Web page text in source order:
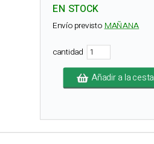
EN STOCK
Envío previstoMAÑANA
cantidad
Añadir a la cesta